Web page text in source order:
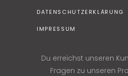
DATENSCHUTZERKLÄRUNG
IMPRESSUM
Du erreichst unseren
Fragen zu unseren